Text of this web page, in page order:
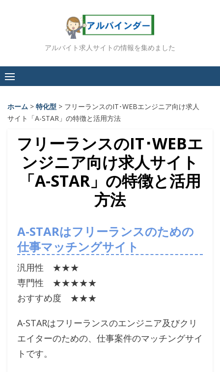
アルバイト求人サイトの情報を集めました
ホーム > 特化型 > フリーランスのIT･WEBエンジニア向け求人
サイト「A-STAR」の特徴と活用方法
フリーランスのIT･WEBエ
ンジニア向け求人サイト
「A-STAR」の特徴と活用
方法
A-STARはフリーランスのための
仕事マッチングサイト
汎用性 ★★★
専門性 ★★★★★
おすすめ度 ★★★
A-STARはフリーランスのエンジニア及びクリ
エイターのための、仕事案件のマッチングサイ
トです。